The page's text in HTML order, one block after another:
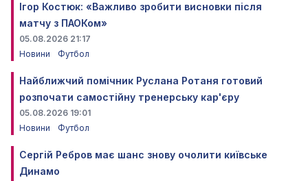
Ігор Костюк: «Важливо зробити висновки після
матчу з ПАОКом»
05.08.2026 21:17
Новини
Футбол
Найближчий помічник Руслана Ротаня готовий
розпочати самостійну тренерську кар'єру
05.08.2026 19:01
Новини
Футбол
Сергій Ребров має шанс знову очолити київське
Динамо